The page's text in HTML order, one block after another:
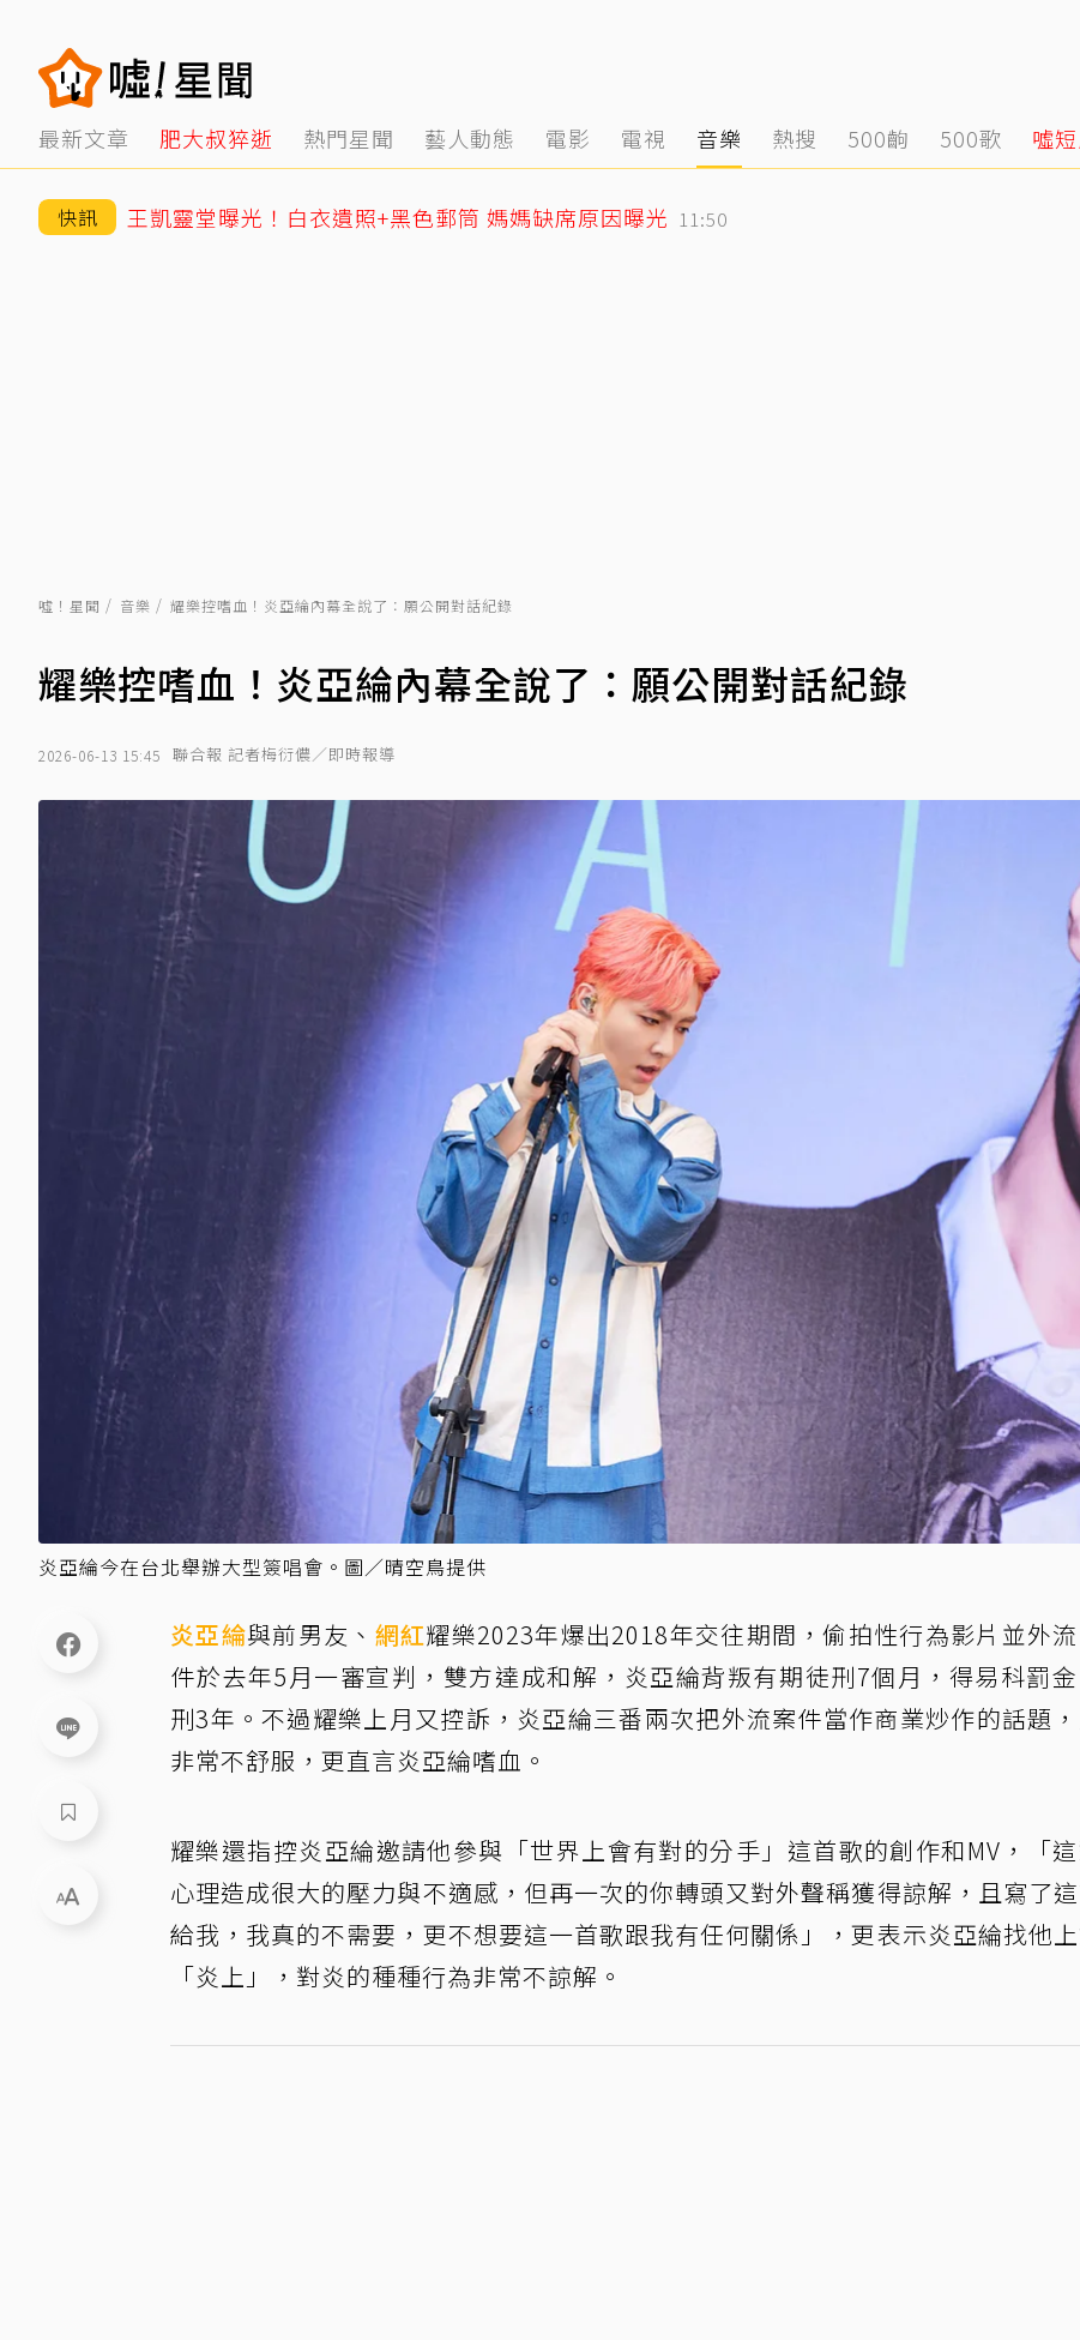
最新文章 肥大叔猝逝 熱門星聞 藝人動態 電影 電視 音樂 熱搜 500齣 500歌 噓短
快訊
噓！星聞 音樂 耀樂控嗜血！炎亞綸內幕全說了：願公開對話紀錄
耀樂控嗜血！炎亞綸內幕全說了：願公開對話紀錄
2026-06-13 15:45 聯合報 記者梅衍儂／即時報導
炎亞綸今在台北舉辦大型簽唱會。圖／晴空鳥提供
炎亞綸與前男友、 網紅耀樂2023年爆出2018年交往期間，偷拍性行為影片並外
件於去年5月一審宣判，雙方達成和解，炎亞綸背叛有期徒刑7個月，得易科罰
刑3年。不過耀樂上月又控訴，炎亞綸三番兩次把外流案件當作商業炒作的話題
非常不舒服，更直言炎亞綸嗜血。
耀樂還指控炎亞綸邀請他參與「世界上會有對的分手」這首歌的創作和MV，「
心理造成很大的壓力與不適感，但再一次的你轉頭又對外聲稱獲得諒解，且寫了
給我，我真的不需要，更不想要這一首歌跟我有任何關係」，更表示炎亞綸找他
「炎上」，對炎的種種行為非常不諒解。